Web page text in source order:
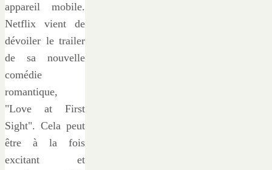
appareil mobile.
Netflix vient de
dévoiler le trailer
de sa nouvelle
comédie
romantique,
"Love at First
Sight". Cela peut
être à la fois
excitant et